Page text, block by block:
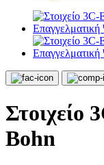
Στοιχείο
Bohn